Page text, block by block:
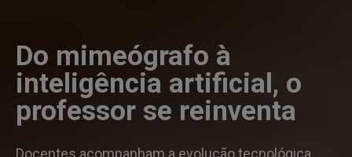
Do mimeógrafo à
inteligência artificial, o
professor se reinventa
Docentes acompanham a evolução tecnológica